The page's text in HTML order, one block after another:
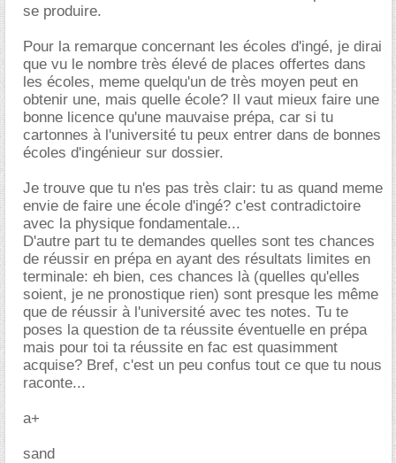
se produire.
Pour la remarque concernant les écoles d'ingé, je dirai
que vu le nombre très élevé de places offertes dans
les écoles, meme quelqu'un de très moyen peut en
obtenir une, mais quelle école? Il vaut mieux faire une
bonne licence qu'une mauvaise prépa, car si tu
cartonnes à l'université tu peux entrer dans de bonnes
écoles d'ingénieur sur dossier.
Je trouve que tu n'es pas très clair: tu as quand meme
envie de faire une école d'ingé? c'est contradictoire
avec la physique fondamentale...
D'autre part tu te demandes quelles sont tes chances
de réussir en prépa en ayant des résultats limites en
terminale: eh bien, ces chances là (quelles qu'elles
soient, je ne pronostique rien) sont presque les même
que de réussir à l'université avec tes notes. Tu te
poses la question de ta réussite éventuelle en prépa
mais pour toi ta réussite en fac est quasimment
acquise? Bref, c'est un peu confus tout ce que tu nous
raconte...
a+
sand